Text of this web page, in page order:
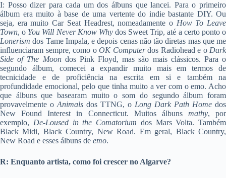
I: Posso dizer para cada um dos álbuns que lancei. Para o primeiro
álbum era muito à base de uma vertente do indie bastante DIY. Ou
seja, era muito Car Seat Headrest, nomeadamente o How To Leave
Town, o You Will Never Know Whydos Sweet Trip, até a certo ponto o
Lonerismdos Tame Impala, e depois cenas não tão diretas mas que me
influenciaram sempre, como o OK Computerdos Radiohead e o Dark
Side of The Moondos Pink Floyd, mas são mais clássicos. Para o
segundo álbum, comecei a expandir muito mais em termos de
tecnicidade e de proficiência na escrita em si e também na
profundidade emocional, pelo que tinha muito a ver com o emo. Acho
que álbuns que basearam muito o som do segundo álbum foram
provavelmente o Animals dos TTNG, o Long Dark Path Home dos
New Found Interest in Connecticut. Muitos álbuns mathy, por
exemplo, De-Loused in the Comatorium dos Mars Volta. Também
Black Midi, Black Country, New Road. Em geral, Black Country,
New Road e esses álbuns de emo.
R: Enquanto artista, como foi crescer no Algarve?